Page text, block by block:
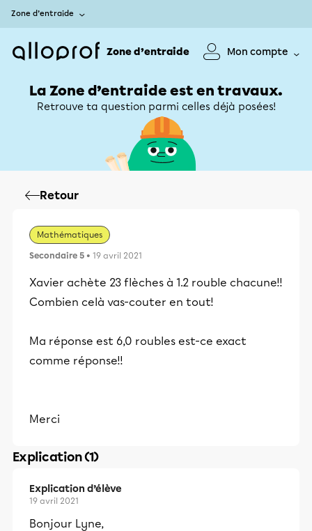
Zone d’entraide
Zone d’entraide Mon compte
La Zone d’entraide est en travaux.
Retrouve ta question parmi celles déjà posées!
Retour
Mathématiques
Secondaire 5 • 19 avril 2021
Xavier achète 23 flèches à 1.2 rouble chacune!!
Combien celà vas-couter en tout!
Ma réponse est 6,0 roubles est-ce exact
comme réponse!!
Merci
Explication (1)
Explication d’élève
19 avril 2021
Bonjour Lyne,